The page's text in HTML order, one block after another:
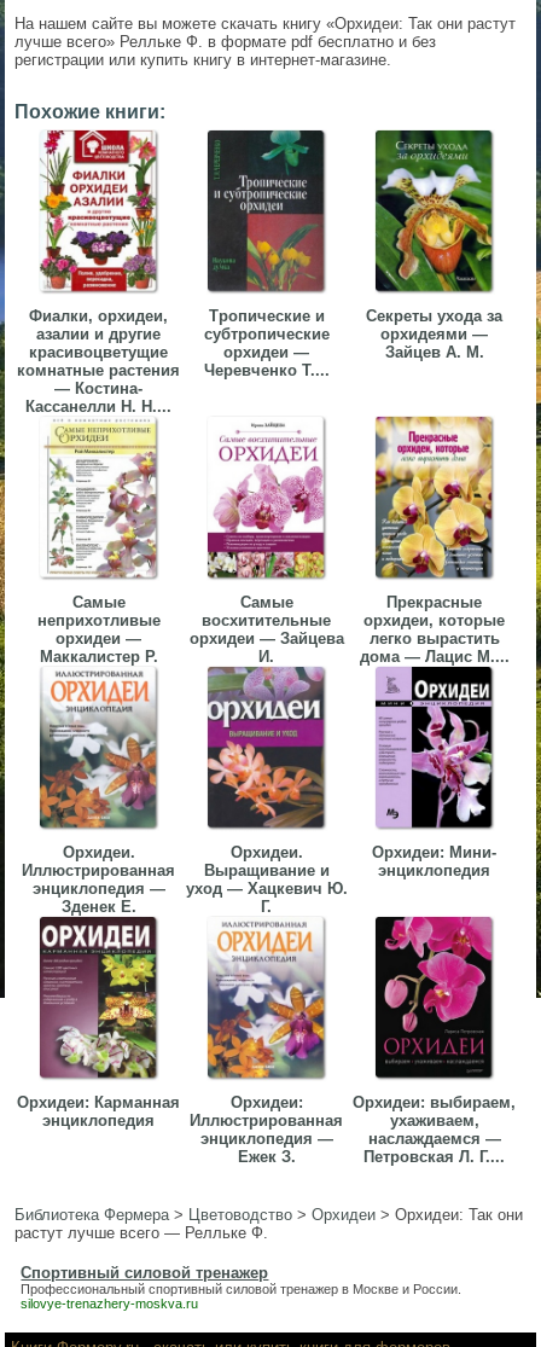
На нашем сайте вы можете скачать книгу «Орхидеи: Так они растут
лучше всего» Релльке Ф. в формате pdf бесплатно и без
регистрации или купить книгу в интернет-магазине.
Похожие книги:
Фиалки, орхидеи,
азалии и другие
красивоцветущие
комнатные растения
— Костина-
Кассанелли Н. Н....
Тропические и
субтропические
орхидеи —
Черевченко Т....
Секреты ухода за
орхидеями —
Зайцев А. М.
Самые
неприхотливые
орхидеи —
Маккалистер Р.
Самые
восхитительные
орхидеи — Зайцева
И.
Прекрасные
орхидеи, которые
легко вырастить
дома — Лацис М....
Орхидеи.
Иллюстрированная
энциклопедия —
Зденек Е.
Орхидеи.
Выращивание и
уход — Хацкевич Ю.
Г.
Орхидеи: Мини-
энциклопедия
Орхидеи: Карманная
энциклопедия
Орхидеи:
Иллюстрированная
энциклопедия —
Ежек З.
Орхидеи: выбираем,
ухаживаем,
наслаждаемся —
Петровская Л. Г....
Библиотека Фермера> Цветоводство >Орхидеи >Орхидеи: Так они
растут лучше всего — Релльке Ф.
Спортивный силовой тренажер
Профессиональныйспортивный силовой тренажер в Москве и России.
silovye-trenazhery-moskva.ru
▼
▼
▼
▼
▼